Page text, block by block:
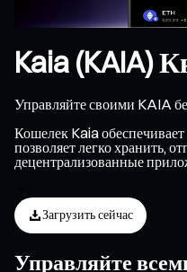
Kaia (KAIA)
Управляйте своими KAIA
Кошелек Kaia
позволяет легко хранить,
децентрализованные
Загрузить сейчас
Управляйте